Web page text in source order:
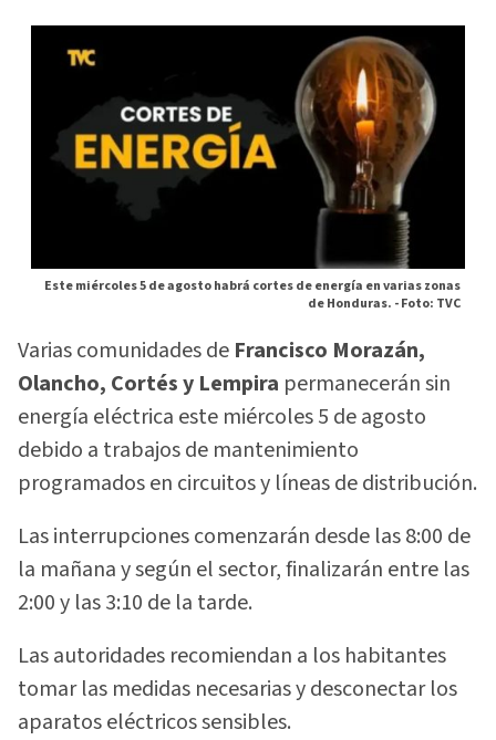
Este miércoles 5 de agosto habrá cortes de energía en varias zonas
de Honduras. -Foto: TVC
Varias comunidades de Francisco Morazán,
Olancho, Cortés y Lempira permanecerán sin
energía eléctrica este miércoles 5 de agosto
debido a trabajos de mantenimiento
programados en circuitos y líneas de distribución.
Las interrupciones comenzarán desde las 8:00 de
la mañana y según el sector, finalizarán entre las
2:00 y las 3:10 de la tarde.
Las autoridades recomiendan a los habitantes
tomar las medidas necesarias y desconectar los
aparatos eléctricos sensibles.